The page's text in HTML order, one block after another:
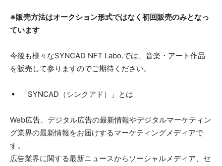
※販売方法はオークション形式ではなく初回販売のみとなっ
ています
今後も様々なSYNCAD NFT Labo.では、音楽・アート作品
を販売して参りますのでご期待ください。
「SYNCAD（シンクアド）」とは
Web広告、デジタル広告の最新情報やデジタルマーケティン
グ業界の最新情報をお届けするマーケティングメディアで
す。
広告業界に関する最新ニュースからソーシャルメディア、セ